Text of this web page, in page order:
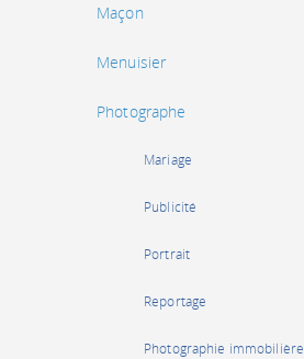
Maçon
Menuisier
Photographe
Mariage
Publicité
Portrait
Reportage
Photographie immobilière